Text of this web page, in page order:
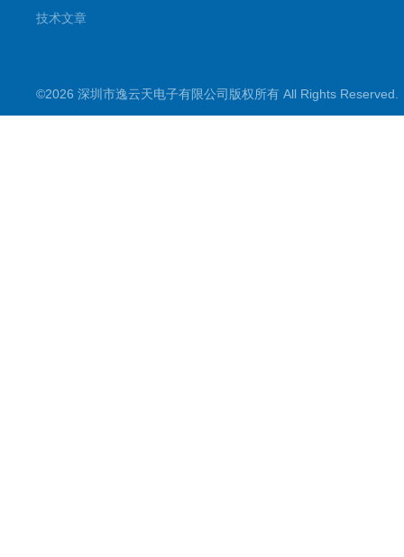
技术文章
©2026 深圳市逸云天电子有限公司版权所有 All Rights